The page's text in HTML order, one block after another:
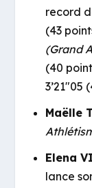
record
(43
(Grand
(40
3’21″05
Maëlle
Elena
lance